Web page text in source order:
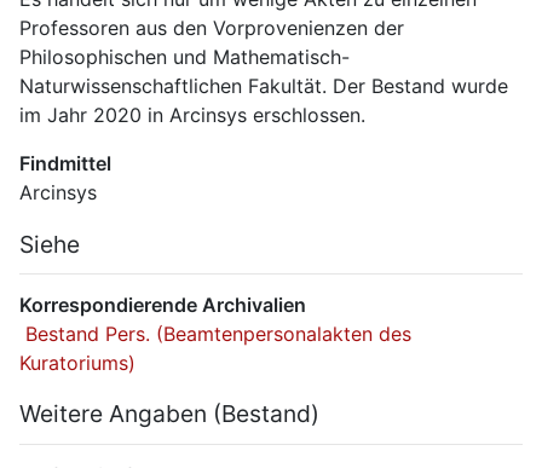
Professoren aus den Vorprovenienzen der
Philosophischen und Mathematisch-
Naturwissenschaftlichen Fakultät. Der Bestand wurde
im Jahr 2020 in Arcinsys erschlossen.
Findmittel
Arcinsys
Siehe
Korrespondierende Archivalien
Kuratoriums)
Weitere Angaben (Bestand)